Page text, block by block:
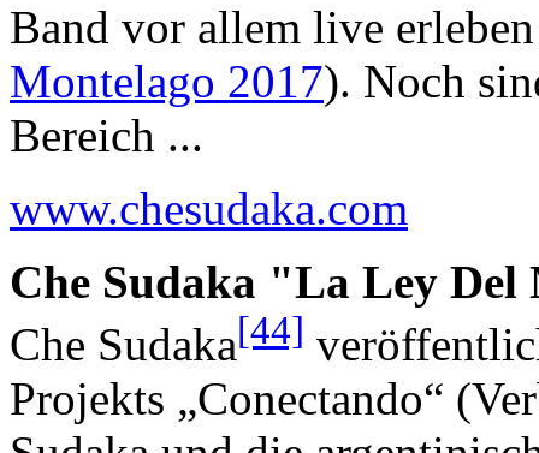
Band vor allem live
Montelago 2017). Noch
Bereich ...
www.chesudaka.com
Che Sudaka "La Ley Del
Che Sudaka[44]
Projekts „Conectando“